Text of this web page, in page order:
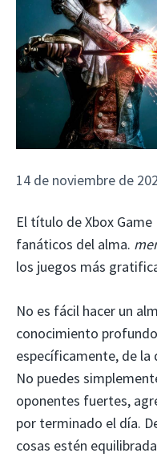
14 de noviembre de
El título de Xbox
fanáticos del alma.
los juegos más
No es fácil hacer un
conocimiento
específicamente, de
No puedes
oponentes fuertes,
por terminado el día.
cosas estén